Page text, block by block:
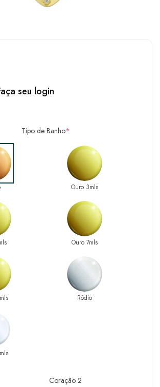
seu login
Tipo de Banho*
Ouro 3mls
Ouro 7mls
Ródio
Coração 2